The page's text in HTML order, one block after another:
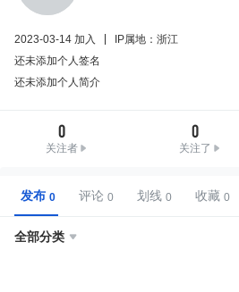
2023-03-14 加入
IP属地：浙江
还未添加个人签名
还未添加个人简介
0
关注者
0
关注了
发布 评论 划线 收藏
全部分类 